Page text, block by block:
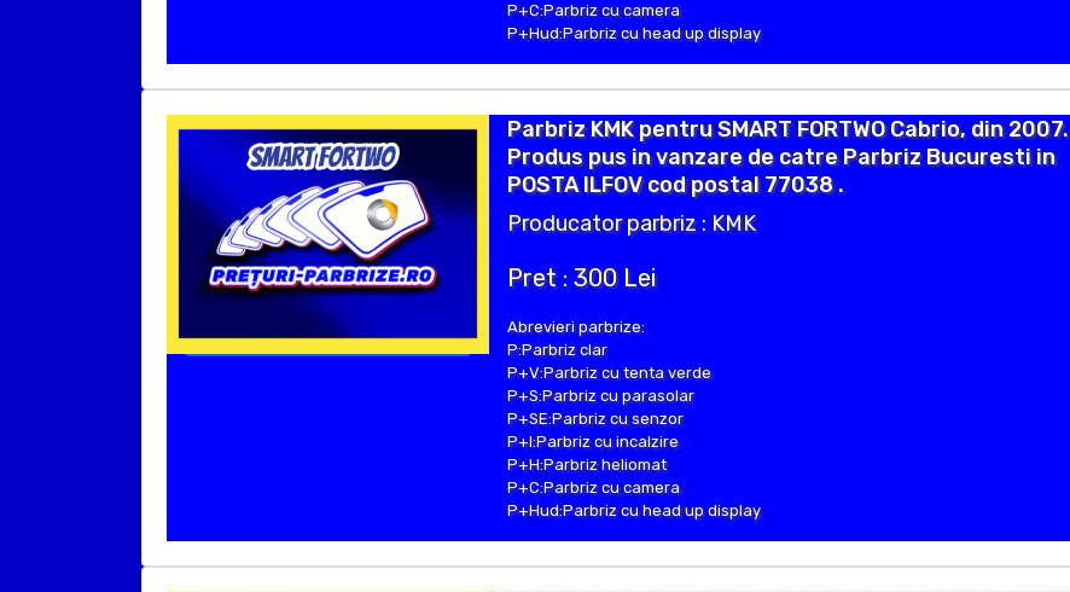
P+C:Parbriz cu camera
P+Hud:Parbriz cu head up display
Parbriz KMK pentru SMART FORTWO Cabrio, din 2007.
Produs pus in vanzare de catre Parbriz Bucuresti in
POSTA ILFOV cod postal 77038 .
Producator parbriz : KMK
Pret : 300 Lei
Abrevieri parbrize:
P:Parbriz clar
P+V:Parbriz cu tenta verde
P+S:Parbriz cu parasolar
P+SE:Parbriz cu senzor
P+I:Parbriz cu incalzire
P+H:Parbriz heliomat
P+C:Parbriz cu camera
P+Hud:Parbriz cu head up display